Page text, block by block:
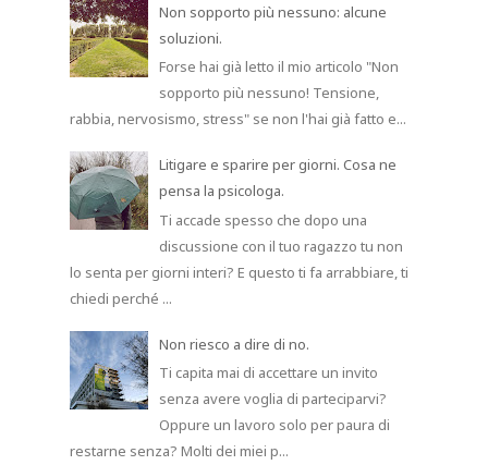
Non sopporto più nessuno: alcune
soluzioni.
Forse hai già letto il mio articolo "Non
sopporto più nessuno! Tensione,
rabbia, nervosismo, stress" se non l'hai già fatto e...
Litigare e sparire per giorni. Cosa ne
pensa la psicologa.
Ti accade spesso che dopo una
discussione con il tuo ragazzo tu non
lo senta per giorni interi? E questo ti fa arrabbiare, ti
chiedi perché ...
Non riesco a dire di no.
Ti capita mai di accettare un invito
senza avere voglia di parteciparvi?
Oppure un lavoro solo per paura di
restarne senza? Molti dei miei p...